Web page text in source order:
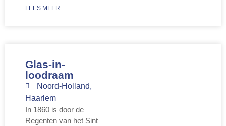
LEES MEER
Glas-in-
loodraam
Noord-Holland,
Haarlem
In 1860 is door de
Regenten van het Sint